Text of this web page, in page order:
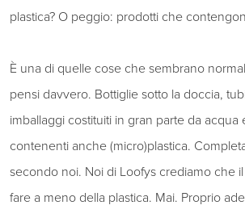
plastica? O peggio: prodotti che
È una di quelle cose che sembrano
pensi davvero. Bottiglie sotto la doccia,
imballaggi costituiti in gran parte da acqua
contenenti anche (micro)plastica.
secondo noi. Noi di Loofys crediamo che
fare a meno della plastica. Mai. Proprio